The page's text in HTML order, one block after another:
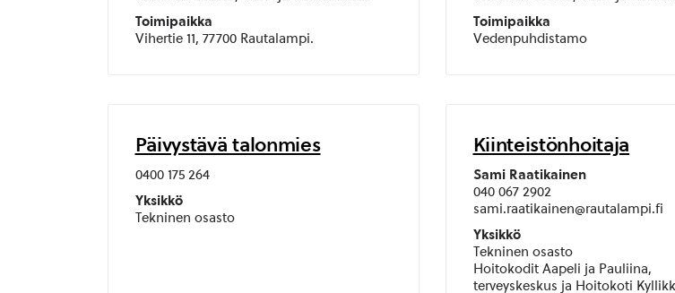
Toimipaikka
Vihertie 11, 77700 Rautalampi.
Toimipaikka
Vedenpuhdistamo
Päivystävä talonmies
0400 175 264
Yksikkö
Tekninen osasto
Kiinteistönhoitaja
Sami Raatikainen
040 067 2902
sami.raatikainen@rautalampi.fi
Yksikkö
Tekninen osasto
Hoitokodit Aapeli ja Pauliina,
terveyskeskus ja Hoitokoti